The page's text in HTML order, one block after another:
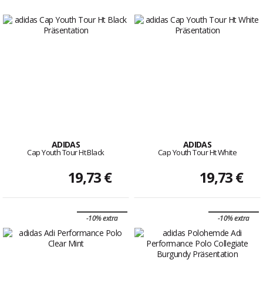
ADIDAS
Cap Youth Tour Ht Black
19,73 €
ADIDAS
Cap Youth Tour Ht White
19,73 €
-10% extra -10% extra